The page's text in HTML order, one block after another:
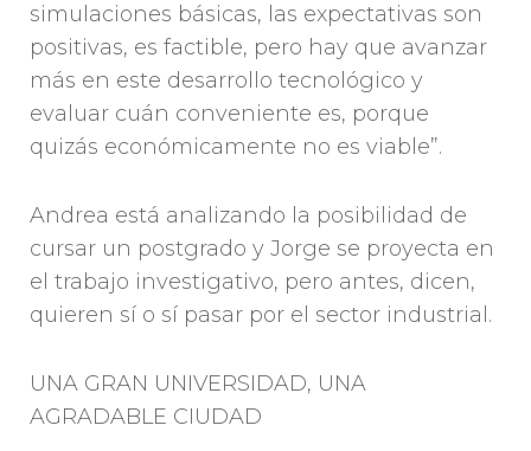
simulaciones básicas, las expectativas son
positivas, es factible, pero hay que avanzar
más en este desarrollo tecnológico y
evaluar cuán conveniente es, porque
quizás económicamente no es viable”.
Andrea está analizando la posibilidad de
cursar un postgrado y Jorge se proyecta en
el trabajo investigativo, pero antes, dicen,
quieren sí o sí pasar por el sector industrial.
UNA GRAN UNIVERSIDAD, UNA
AGRADABLE CIUDAD